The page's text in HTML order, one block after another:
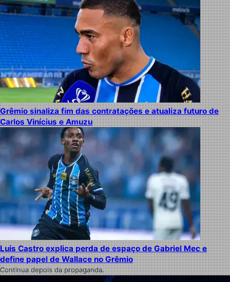
Grêmio sinaliza fim das contratações e atualiza futuro de
Carlos Vinícius e Amuzu
Luís Castro explica perda de espaço de Gabriel Mec e
define papel de Wallace no Grêmio
Continua depois da propaganda.